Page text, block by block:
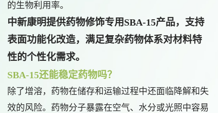
的生物利用率。
中新康明提供药物修饰专用SBA-15产品，支持
表面功能化改造，满足复杂药物体系对材料特
性的个性化需求。
SBA-15还能稳定药物吗？
除了增溶，药物在储存和运输过程中还面临降解和失
效的风险。药物分子暴露在空气、水分或光照中容易